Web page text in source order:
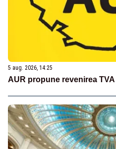
5 aug. 2026, 14:25
AUR propune revenirea